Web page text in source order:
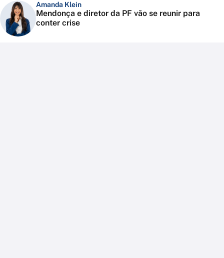
Amanda Klein
Mendonça e diretor da PF vão se reunir para
conter crise